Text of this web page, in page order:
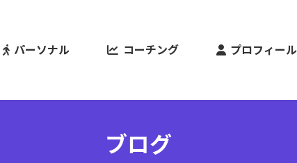
パーソナル コーチング プロフィール
ブログ